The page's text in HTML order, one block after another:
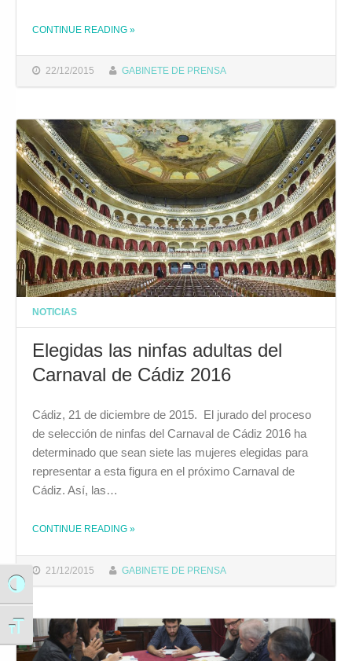
Alternar alto contraste
Alternar tamaño de letra
22/12/2015 GABINETE DE PRENSA
CONTINUE READING »
NOTICIAS
Elegidas las ninfas adultas del
Carnaval de Cádiz 2016
21/12/2015 GABINETE DE PRENSA
Cádiz, 21 de diciembre de 2015. El jurado del proceso
de selección de ninfas del Carnaval de Cádiz 2016 ha
determinado que sean siete las mujeres elegidas para
representar a esta figura en el próximo Carnaval de
Cádiz. Así, las…
CONTINUE READING THE "ELEGIDAS LAS NINFAS ADULTAS DEL CARNAVAL DE CÁDIZ 2016"
»